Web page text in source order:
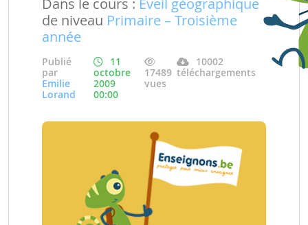
Dans le cours : Eveil géographique
de niveau Primaire – Troisième
année
Publié
par
Emilie
Lorand
11
octobre
2009
00:00
17489
vues
10002
téléchargements